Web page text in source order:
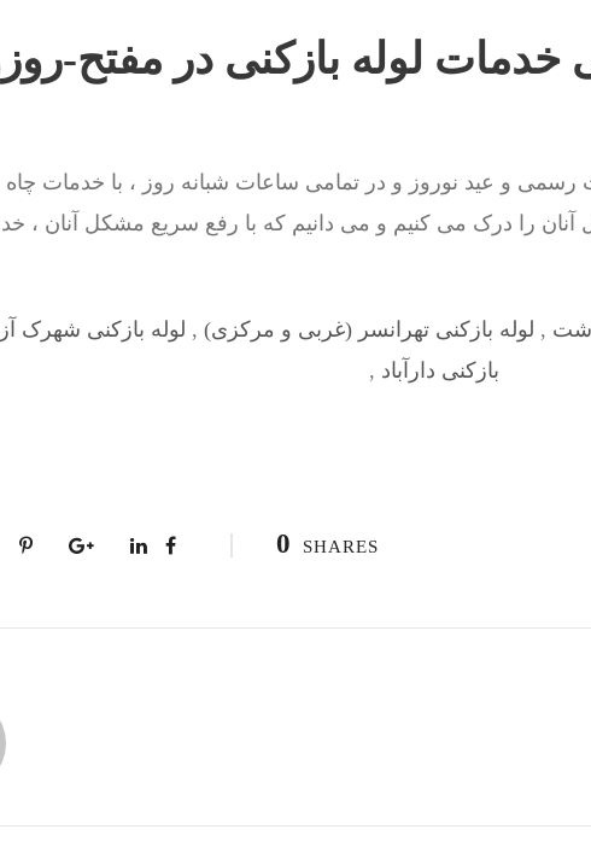
خدمات لوله بازکنی در مفتح-
رسمی و عید نوروز و در تمامی ساعات شبانه روز ، با خدمات چاه
را درک می کنیم و می دانیم که با رفع سریع مشکل آنان ،
, لوله بازکنی تهرانسر (غربی و مرکزی) , لوله بازکنی شهرک
بازکنی دارآباد ,
0 SHARES